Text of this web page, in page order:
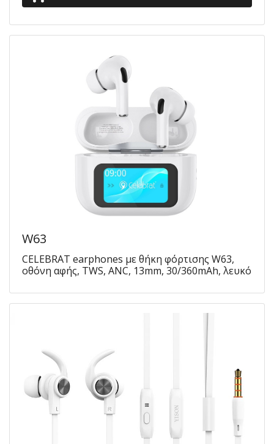
W63
CELEBRAT earphones με θήκη φόρτισης W63,
οθόνη αφής, TWS, ANC, 13mm, 30/360mAh, λευκό